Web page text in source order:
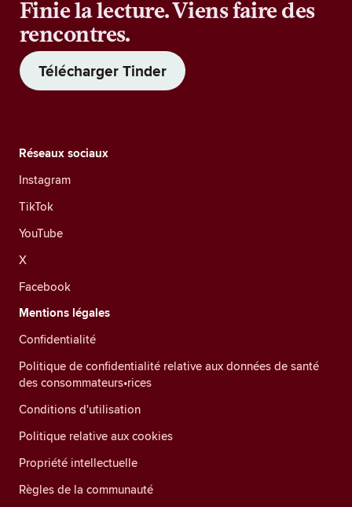
Finie la lecture. Viens faire des
rencontres.
Télécharger Tinder
Réseaux sociaux
Instagram
TikTok
YouTube
X
Facebook
Mentions légales
Confidentialité
Politique de confidentialité relative aux données de santé
des consommateurs•rices
Conditions d'utilisation
Politique relative aux cookies
Propriété intellectuelle
Règles de la communauté